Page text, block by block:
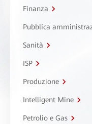
Finanza
Pubblica
Sanità
ISP
Produzione
Intelligent Mine
Petrolio e Gas